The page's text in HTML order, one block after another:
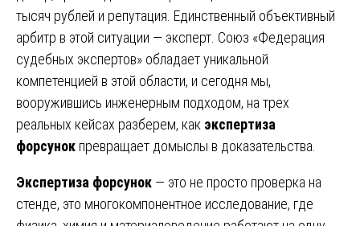
тысяч рублей и репутация. Единственный объективный
арбитр в этой ситуации — эксперт. Союз «Федерация
судебных экспертов» обладает уникальной
компетенцией в этой области, и сегодня мы,
вооружившись инженерным подходом, на трех
реальных кейсах разберем, как экспертиза
форсунок превращает домыслы в доказательства.
Экспертиза форсунок — это не просто проверка на
стенде, это многокомпонентное исследование, где